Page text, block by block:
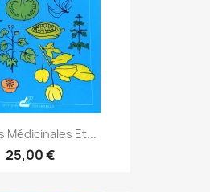
Médicinales Et...
25,00 €